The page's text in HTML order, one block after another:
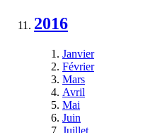
2016
Janvier
Février
Mars
Avril
Mai
Juin
Juillet